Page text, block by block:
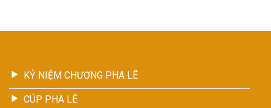
KỶ NIỆM CHƯƠNG PHA LÊ
CÚP PHA LÊ